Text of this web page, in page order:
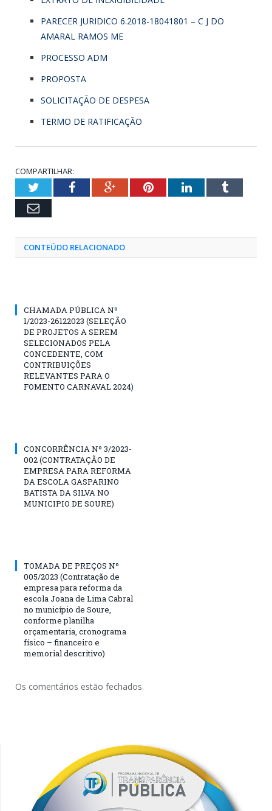
PARECER JURIDICO 6.2018-18041801 – C J DO
AMARAL RAMOS ME
PROCESSO ADM
PROPOSTA
SOLICITAÇÃO DE DESPESA
TERMO DE RATIFICAÇÃO
COMPARTILHAR:
TwitterFacebookGoogle+PinterestLinkedInTumblr
Email
CONTEÚDO RELACIONADO
CHAMADA PÚBLICA Nº
1/2023-26122023 (SELEÇÃO
DE PROJETOS A SEREM
SELECIONADOS PELA
CONCEDENTE, COM
CONTRIBUIÇÕES
RELEVANTES PARA O
FOMENTO CARNAVAL 2024)
CONCORRÊNCIA Nº 3/2023-
002 (CONTRATAÇÃO DE
EMPRESA PARA REFORMA
DA ESCOLA GASPARINO
BATISTA DA SILVA NO
MUNICIPIO DE SOURE)
TOMADA DE PREÇOS Nº
005/2023 (Contratação de
empresa para reforma da
escola Joana de Lima Cabral
no município de Soure,
conforme planilha
orçamentaria, cronograma
físico – financeiro e
memorial descritivo)
Os comentários estão fechados.